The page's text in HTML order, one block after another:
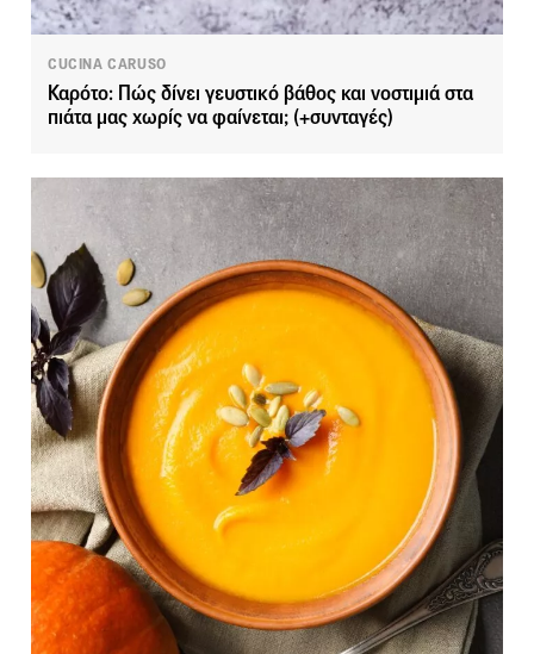
CUCINA CARUSO
Καρότο: Πώς δίνει γευστικό βάθος και νοστιμιά στα
πιάτα μας χωρίς να φαίνεται; (+συνταγές)